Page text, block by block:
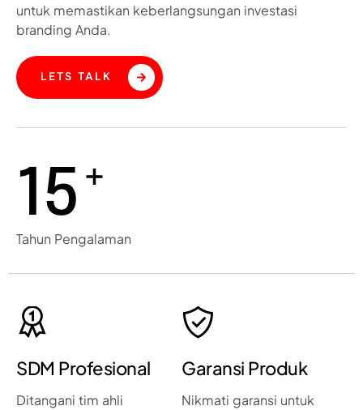
untuk memastikan keberlangsungan investasi
branding Anda.
LETS TALK
15 +
Tahun Pengalaman
SDM Profesional
Ditangani tim ahli
Garansi Produk
Nikmati garansi untuk